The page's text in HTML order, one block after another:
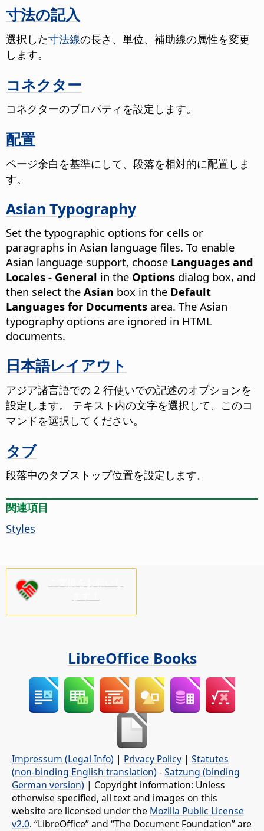
寸法の記入
選択した寸法線の長さ、単位、補助線の属性を変更
します。
コネクター
コネクターのプロパティを設定します。
配置
ページ余白を基準にして、段落を相対的に配置しま
す。
Asian Typography
Set the typographic options for cells or
paragraphs in Asian language files. To enable
Asian language support, choose Languages and
Locales - General in the Options dialog box, and
then select the Asian box in the Default
Languages for Documents area. The Asian
typography options are ignored in HTML
documents.
日本語レイアウト
アジア諸言語での 2 行使いでの記述のオプションを
設定します。 テキスト内の文字を選択して、このコ
マンドを選択してください。
タブ
段落中のタブストップ位置を設定します。
関連項目
Styles
LibreOffice Books
Impressum (Legal Info) | Privacy Policy | Statutes
(non-binding English translation) -Satzung (binding
German version) | Copyright information: Unless
otherwise specified, all text and images on this
website are licensed under the Mozilla Public License
v2.0. “LibreOffice” and “The Document Foundation” are